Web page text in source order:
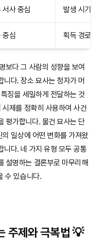
사 중심 발생 시기,
중심 획득 경로,
보다 그 사람의 성향을 보여
니다. 장소 묘사는 청자가 머
징을 세밀하게 전달하는 것
제를 정확히 사용하여 사건
평가합니다. 물건 묘사는 단
일상에 어떤 변화를 가져왔
니다. 네 가지 유형 모두 공통
설명하는 결론부로 마무리해
수 있습니다.
주제와 극복법 💡